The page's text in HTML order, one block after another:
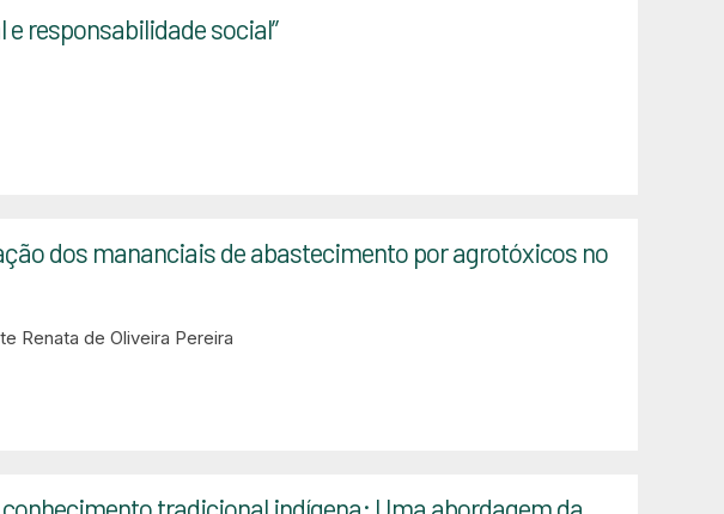
responsabilidade social”
dos mananciais de abastecimento por agrotóxicos no
Renata de Oliveira Pereira